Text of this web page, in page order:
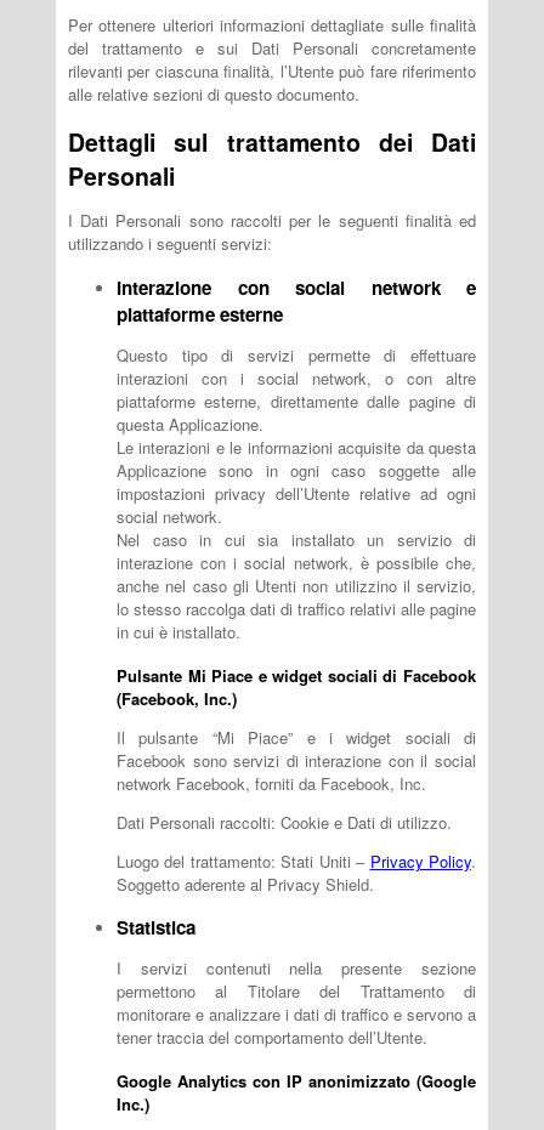
Per ottenere ulteriori informazioni dettagliate sulle finalità
del trattamento e sui Dati Personali concretamente
rilevanti per ciascuna finalità, l’Utente può fare riferimento
alle relative sezioni di questo documento.
Dettagli sul trattamento dei Dati
Personali
I Dati Personali sono raccolti per le seguenti finalità ed
utilizzando i seguenti servizi:
Interazione con social network e
piattaforme esterne
Questo tipo di servizi permette di effettuare
interazioni con i social network, o con altre
piattaforme esterne, direttamente dalle pagine di
questa Applicazione.
Le interazioni e le informazioni acquisite da questa
Applicazione sono in ogni caso soggette alle
impostazioni privacy dell’Utente relative ad ogni
social network.
Nel caso in cui sia installato un servizio di
interazione con i social network, è possibile che,
anche nel caso gli Utenti non utilizzino il servizio,
lo stesso raccolga dati di traffico relativi alle pagine
in cui è installato.
Pulsante Mi Piace e widget sociali di Facebook
(Facebook, Inc.)
Il pulsante “Mi Piace” e i widget sociali di
Facebook sono servizi di interazione con il social
network Facebook, forniti da Facebook, Inc.
Dati Personali raccolti: Cookie e Dati di utilizzo.
Luogo del trattamento: Stati Uniti – Privacy Policy.
Soggetto aderente al Privacy Shield.
Statistica
I servizi contenuti nella presente sezione
permettono al Titolare del Trattamento di
monitorare e analizzare i dati di traffico e servono a
tener traccia del comportamento dell’Utente.
Google Analytics con IP anonimizzato (Google
Inc.)